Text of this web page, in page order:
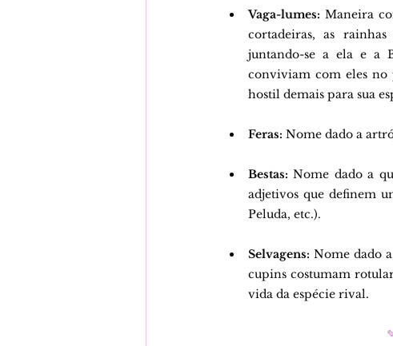
Vaga-lumes: Maneira
cortadeiras, as
juntando-se a ela e a
conviviam com eles no
hostil demais para sua
Feras: Nome dado a
Bestas: Nome dado a
adjetivos que definem
Peluda, etc.).
Selvagens: Nome dado
cupins costumam
vida da espécie rival.